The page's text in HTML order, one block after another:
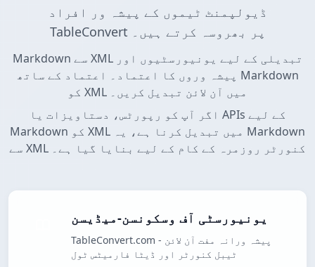
ڈیولپمنٹ ٹیموں کے پیشہ ور افراد
TableConvert پر بھروسہ کرتے ہیں۔
Markdown سے XML تبدیلی کے لیے یونیورسٹیوں اور
پیشہ وروں کا اعتماد۔ اعتماد کے ساتھ Markdown
کو XML میں آن لائن تبدیل کریں۔
اگر آپ کو رپورٹس، دستاویزات یا APIs کے لیے
Markdown کو XML میں تبدیل کرنا ہے، یہ Markdown
سے XML کنورٹر روزمرہ کے کام کے لیے بنایا گیا ہے۔
یونیورسٹی آف وسکونسن-میڈیسن
TableConvert.com - پیشہ ورانہ مفت آن لائن
ٹیبل کنورٹر اور ڈیٹا فارمیٹس ٹول